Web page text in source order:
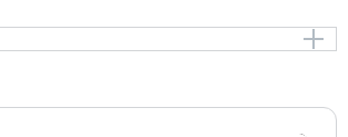
エ、クラリネット、ファゴットのため